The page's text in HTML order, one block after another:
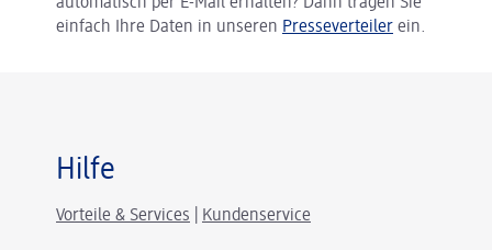
einfach Ihre Daten in unseren Presseverteiler ein.
Hilfe
Vorteile & Services Kundenservice